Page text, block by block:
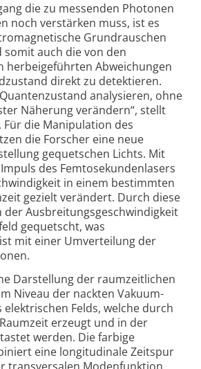
die zu messenden Photonen
noch verstärken muss, ist es
Grundrauschen
somit auch die von den
herbeigeführten Abweichungen
direkt zu detektieren.
analysieren, ohne
Näherung verändern“, stellt
die Manipulation des
die Forscher eine neue
gequetschen Lichts. Mit
des Femtosekundenlasers
in einem bestimmten
gezielt verändert. Durch diese
der Ausbreitungsgeschwindigkeit
gequetscht, was
mit einer Umverteilung der
Darstellung der raumzeitlichen
Niveau der nackten Vakuum-
Felds, welche durch
erzeugt und in der
werden. Die farbige
eine longitudinale Zeitspur